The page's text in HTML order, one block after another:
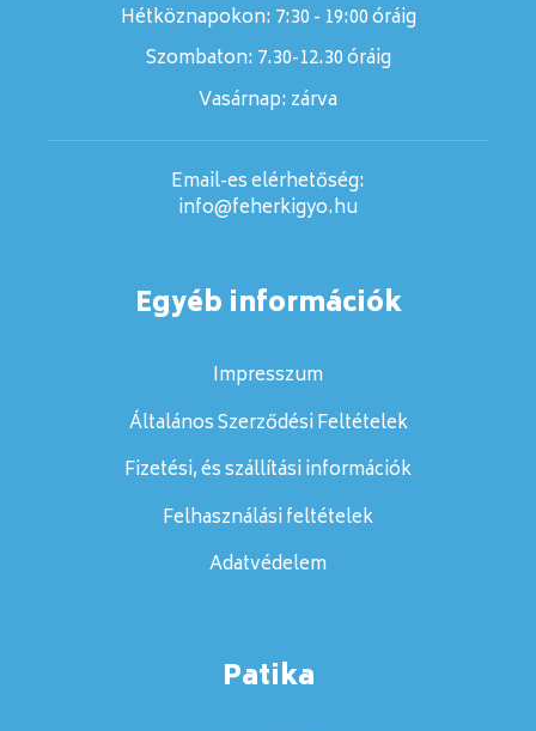
Hétköznapokon: 7:30 - 19:00 óráig
Szombaton:7.30-12.30 óráig
Vasárnap:zárva
Email-es elérhetőség:
info@feherkigyo.hu
Egyéb információk
Impresszum
Általános Szerződési Feltételek
Fizetési, és szállítási információk
Felhasználási feltételek
Adatvédelem
Patika